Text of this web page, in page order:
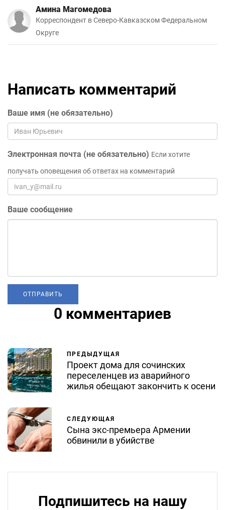
Амина Магомедова
Корреспондент в Северо-Кавказском Федеральном
Округе
Написать комментарий
Ваше имя (не обязательно)
Электронная почта (не обязательно) Если хотите
получать оповещения об ответах на комментарий
Ваше сообщение
0 комментариев
ПРЕДЫДУЩАЯ
Проект дома для сочинских
переселенцев из аварийного
жилья обещают закончить к осени
СЛЕДУЮЩАЯ
Сына экс-премьера Армении
обвинили в убийстве
Подпишитесь на нашу